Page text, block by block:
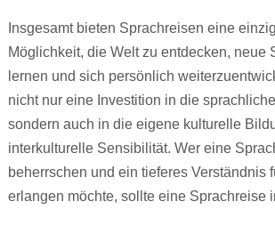
Insgesamt bieten Sprachreisen eine
Möglichkeit, die Welt zu entdecken, neue
lernen und sich persönlich
nicht nur eine Investition in die
sondern auch in die eigene kulturelle
interkulturelle Sensibilität. Wer eine
beherrschen und ein tieferes Verständnis
erlangen möchte, sollte eine Sprachreise